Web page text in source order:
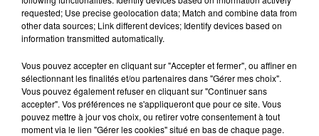
L'ACTU DES ARDENNES
requested; Use precise geolocation data; Match and combine data from
other data sources; Link different devices; Identify devices based on
information transmitted automatically.
Vous pouvez accepter en cliquant sur "Accepter et fermer", ou affiner en
sélectionnant les finalités et/ou partenaires dans "Gérer mes choix".
Vous pouvez également refuser en cliquant sur "Continuer sans
accepter". Vos préférences ne s'appliqueront que pour ce site. Vous
pouvez mettre à jour vos choix, ou retirer votre consentement à tout
moment via le lien "Gérer les cookies" situé en bas de chaque page.